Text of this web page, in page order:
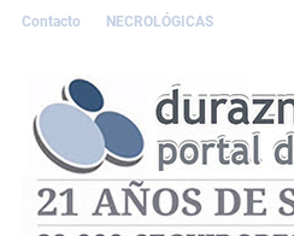
Contacto NECROLÓGICAS